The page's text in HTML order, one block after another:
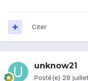
Citer
unknow21
Posté(e) 28